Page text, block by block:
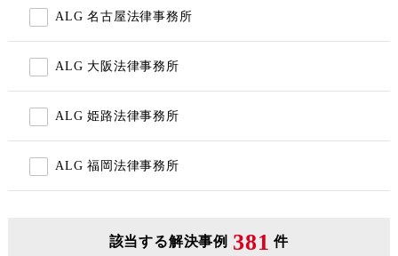
ALG 名古屋法律事務所
ALG 大阪法律事務所
ALG 姫路法律事務所
ALG 福岡法律事務所
該当する解決事例 381 件